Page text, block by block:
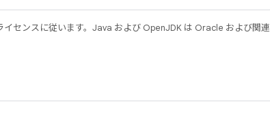
イセンスに従います。Java および OpenJDK は Oracle および関連